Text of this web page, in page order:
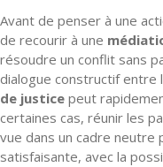
Avant de penser à une
de recourir à une
résoudre un conflit sans
dialogue constructif entre
de justice peut
certaines cas, réunir les
vue dans un cadre neutre
satisfaisante, avec la